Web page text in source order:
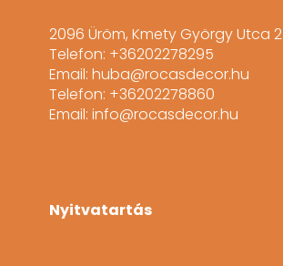
2096 Üröm, Kmety György Utca 2
Telefon: +36202278295
Email: huba@rocasdecor.hu
Telefon: +36202278860
Email: info@rocasdecor.hu
Nyitvatartás